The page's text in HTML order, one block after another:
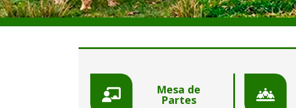
Mesa de
Partes